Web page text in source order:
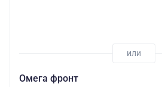
Омега фронт